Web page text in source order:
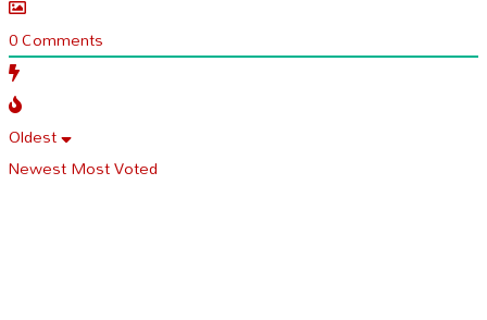
0Comments
Oldest
NewestMost Voted